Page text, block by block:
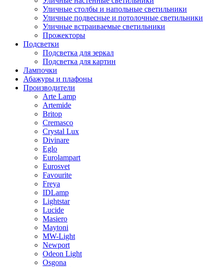
Уличные столбы и напольные светильники
Уличные подвесные и потолочные светильники
Уличные встраиваемые светильники
Прожекторы
Подсветки
Подсветка для зеркал
Подсветка для картин
Лампочки
Абажуры и плафоны
Производители
Arte Lamp
Artemide
Britop
Cremasco
Crystal Lux
Divinare
Eglo
Eurolampart
Eurosvet
Favourite
Freya
IDLamp
Lightstar
Lucide
Masiero
Maytoni
MW-Light
Newport
Odeon Light
Osgona